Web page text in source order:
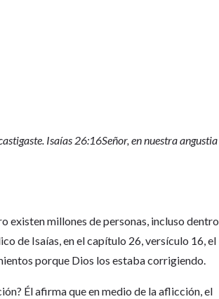
Isaías 26:16Señor, en nuestra angustia
existen millones de personas, incluso dentro
de Isaías, en el capítulo 26, versículo 16, el
porque Dios los estaba corrigiendo.
Él afirma que en medio de la aflicción, el